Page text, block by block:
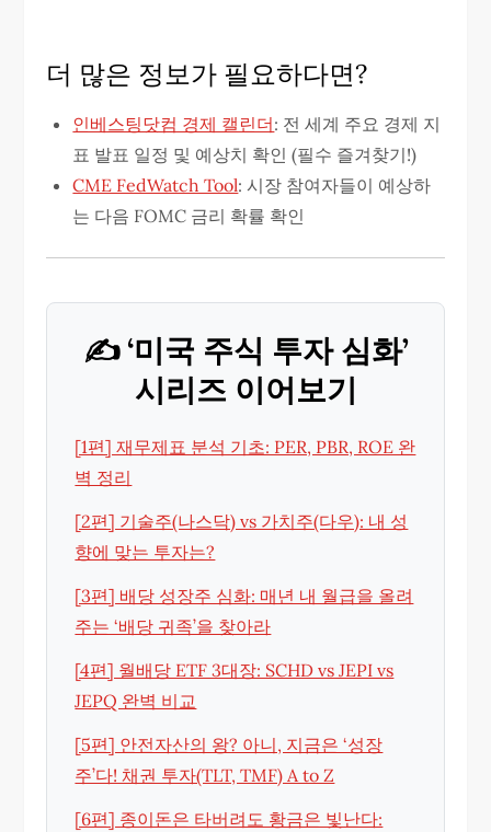
더 많은 정보가 필요하다면?
인베스팅닷컴 경제 캘린더: 전 세계 주요 경제 지
표 발표 일정 및 예상치 확인 (필수 즐겨찾기!)
CME FedWatch Tool: 시장 참여자들이 예상하
는 다음 FOMC 금리 확률 확인
✍️ ‘미국 주식 투자 심화’
시리즈 이어보기
[1편] 재무제표 분석 기초: PER, PBR, ROE 완
벽 정리
[2편] 기술주(나스닥) vs 가치주(다우): 내 성
향에 맞는 투자는?
[3편] 배당 성장주 심화: 매년 내 월급을 올려
주는 ‘배당 귀족’을 찾아라
[4편] 월배당 ETF 3대장: SCHD vs JEPI vs
JEPQ 완벽 비교
[5편] 안전자산의 왕? 아니, 지금은 ‘성장
주’다! 채권 투자(TLT, TMF) A to Z
[6편] 종이돈은 타버려도 황금은 빛난다: